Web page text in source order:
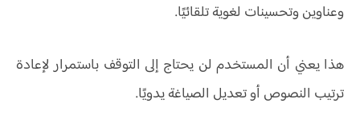
وعناوين وتحسينات لغوية تلقائيًا.
هذا يعني أن المستخدم لن يحتاج إلى التوقف باستمرار لإعادة
ترتيب النصوص أو تعديل الصياغة يدويًا.